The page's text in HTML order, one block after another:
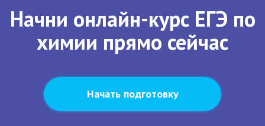
Начни онлайн-курс ЕГЭ по
химии прямо сейчас
Начать подготовку